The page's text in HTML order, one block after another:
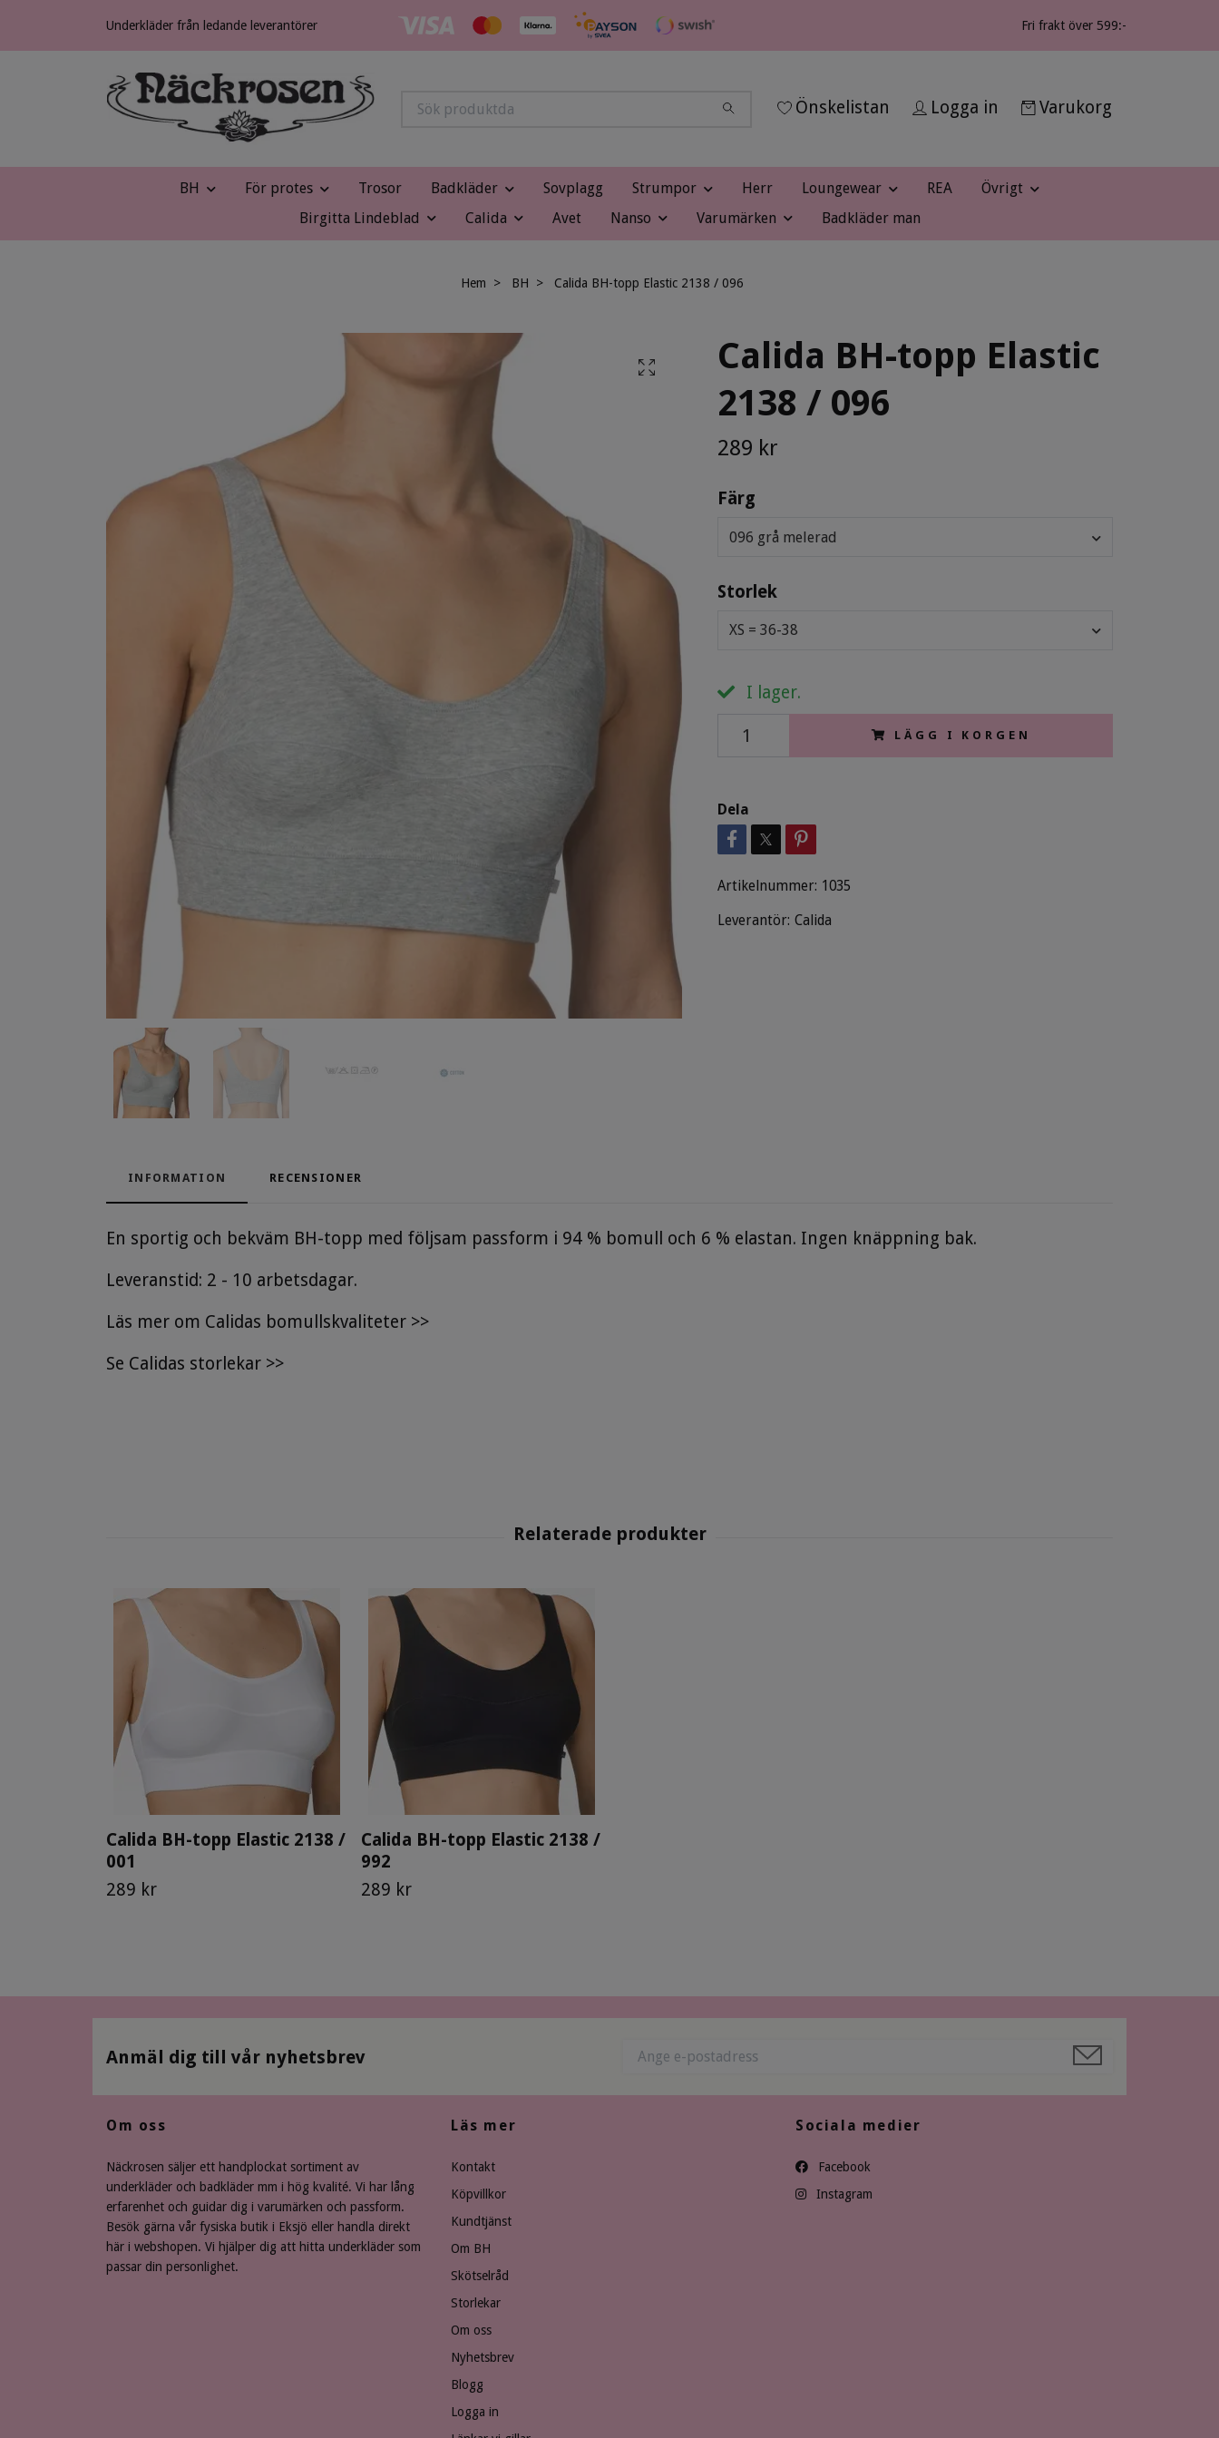
Underkläder från ledande leverantörer Fri frakt över 599:-
Önskelistan Logga in Varukorg
BH För protes Trosor Badkläder Sovplagg Strumpor Herr Loungewear REA
Övrigt
Birgitta Lindeblad
Calida Avet Nanso Varumärken Badkläder man
Hem BH Calida BH-topp Elastic 2138 / 096
Calida BH-topp Elastic
2138 / 096
289 kr
Färg
096 grå melerad
Storlek
XS = 36-38
I lager.
LÄGG I KORGEN
Dela
Artikelnummer: 1035
Leverantör: Calida
INFORMATION RECENSIONER
En sportig och bekväm BH-topp med följsam passform i 94 % bomull och 6 % elastan. Ingen knäppning bak.
Leveranstid: 2 - 10 arbetsdagar.
Läs mer om Calidas bomullskvaliteter >>
Se Calidas storlekar >>
Calida BH-topp Elastic 2138 /
001
289 kr
Calida BH-topp Elastic 2138 /
992
289 kr
Anmäl dig till vår nyhetsbrev
Om oss
Näckrosen säljer ett handplockat sortiment av
underkläder och badkläder mm i hög kvalité. Vi har lång
erfarenhet och guidar dig i varumärken och passform.
Besök gärna vår fysiska butik i Eksjö eller handla direkt
här i webshopen. Vi hjälper dig att hitta underkläder som
passar din personlighet.
Läs mer
Kontakt
Köpvillkor
Kundtjänst
Om BH
Skötselråd
Storlekar
Om oss
Nyhetsbrev
Blogg
Logga in
Sociala medier
Facebook
Instagram